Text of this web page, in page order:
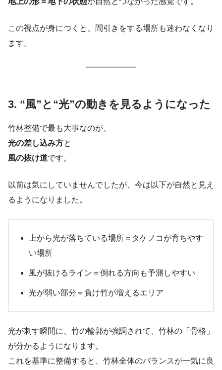
この視点が身につくと、間引きをする場所も迷わなくなり
ます。
3. “風”と“光”の動きを見るようになった
竹林整備で最も大事なのが、
光の差し込み方と
風の抜け道です。
以前は気にしていませんでしたが、今は以下が自然と見え
るようになりました。
上から光が落ちている場所＝タケノコが育ちやす
い場所
風が抜けるライン＝倒れる方向も予測しやすい
光が弱い部分＝負け竹が増えるエリア
光が刺す瞬間に、竹の輪郭が強調されて、竹林の「骨格」
が分かるようになります。
これを基準に整備すると、竹林全体のバランスが一気に良